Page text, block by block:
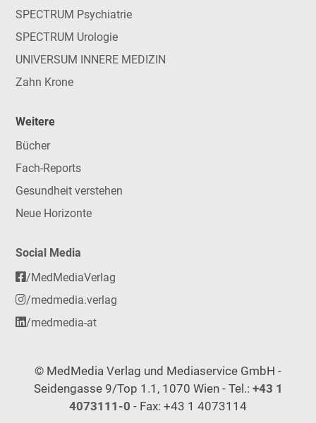
SPECTRUM Psychiatrie
SPECTRUM Urologie
UNIVERSUM INNERE MEDIZIN
Zahn Krone
Weitere
Bücher
Fach-Reports
Gesundheit verstehen
Neue Horizonte
Social Media
/MedMediaVerlag
/medmedia.verlag
/medmedia-at
© MedMedia Verlag und Mediaservice GmbH -
Seidengasse 9/Top 1.1, 1070 Wien - Tel.: +43 1
4073111-0 - Fax: +43 1 4073114